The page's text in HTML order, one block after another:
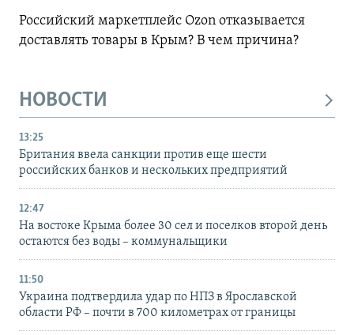
Российский маркетплейс Ozon отказывается
доставлять товары в Крым? В чем причина?
НОВОСТИ
13:25
Британия ввела санкции против еще шести
российских банков и нескольких предприятий
12:47
На востоке Крыма более 30 сел и поселков второй день
остаются без воды – коммунальщики
11:50
Украина подтвердила удар по НПЗ в Ярославской
области РФ – почти в 700 километрах от границы